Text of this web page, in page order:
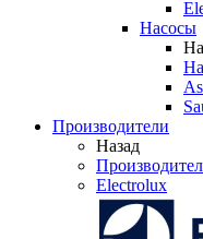
Насосы
Производители
Назад
Electrolux